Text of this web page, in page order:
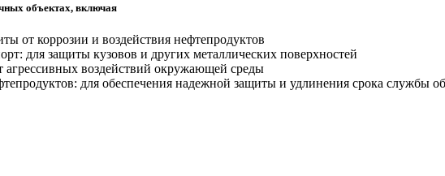
объектах, включая
от коррозии и воздействия нефтепродуктов
для защиты кузовов и других металлических поверхностей
воздействий окружающей среды
для обеспечения надежной защиты и удлинения срока службы